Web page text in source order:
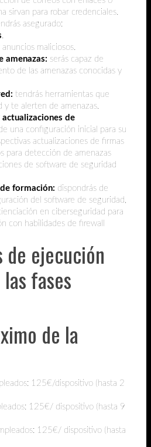
sirvan para robar credenciales.
asegurado:
maliciosos.
amenazas: serás capaz de
de las amenazas conocidas y
tendrás herramientas que
y te alerten de amenazas.
de
una configuración inicial para su
actualizaciones de firmas
para detección de amenazas
de software de seguridad
formación: dispondrás de
del software de seguridad,
en ciberseguridad para
con habilidades de firewall
de ejecución
fases
de la
125€/dispositivo (hasta 2
125€/ dispositivo (hasta 9
125€/ dispositivo (hasta